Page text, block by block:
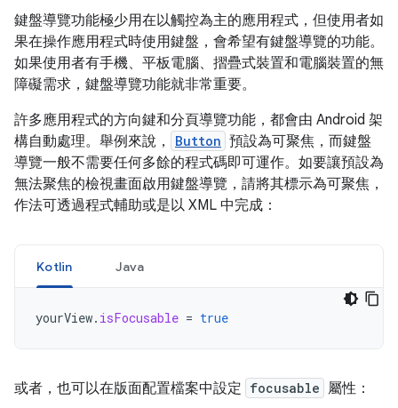
鍵盤導覽功能極少用在以觸控為主的應用程式，但使用者如
果在操作應用程式時使用鍵盤，會希望有鍵盤導覽的功能。
如果使用者有手機、平板電腦、摺疊式裝置和電腦裝置的無
障礙需求，鍵盤導覽功能就非常重要。
許多應用程式的方向鍵和分頁導覽功能，都會由 Android 架
構自動處理。舉例來說，
Button 預設為可聚焦，而鍵盤
導覽一般不需要任何多餘的程式碼即可運作。如要讓預設為
無法聚焦的檢視畫面啟用鍵盤導覽，請將其標示為可聚焦，
作法可透過程式輔助或是以 XML 中完成：
Kotlin Java
yourView. isFocusable = true
或者，也可以在版面配置檔案中設定 focusable 屬性：